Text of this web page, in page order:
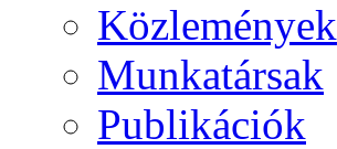
Köz­le­mé­nyek
Mun­ka­tár­sak
Pub­li­ká­ci­ók